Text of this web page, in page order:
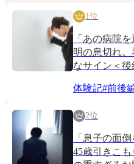
1位
「あの病院
明の息切れ
なサイン＜後
体験記#前後
2位
「息子の面
45歳引きこ